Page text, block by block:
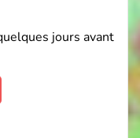
jours avant